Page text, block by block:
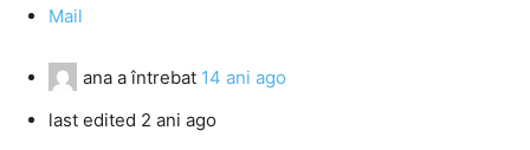
Mail
ana a întrebat 14 ani ago
last edited 2 ani ago